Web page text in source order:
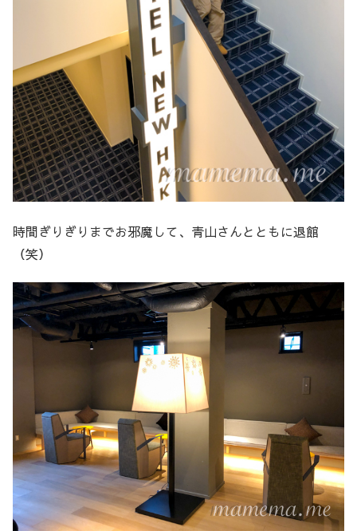
時間ぎりぎりまでお邪魔して、青山さんとともに退館
（笑）